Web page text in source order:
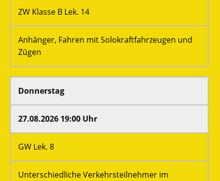
ZW Klasse B Lek. 14
Anhänger, Fahren mit Solokraftfahrzeugen und
Zügen
Donnerstag
27.08.2026 19:00 Uhr
GW Lek. 8
Unterschiedliche Verkehrsteilnehmer im